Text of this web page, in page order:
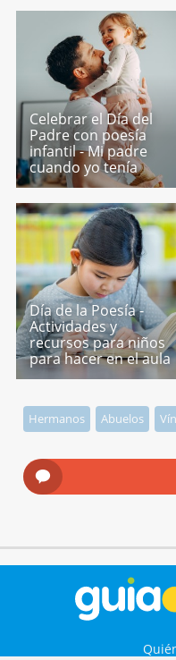
Celebrar el Día del
Padre con poesía
infantil - Mi padre
cuando yo tenía
Día de la Poesía -
Actividades y
recursos para niños
para hacer en el aula
Hermanos Abuelos